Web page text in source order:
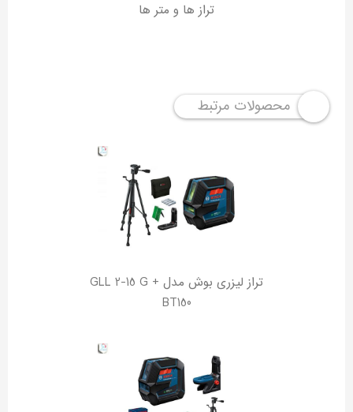
تراز ها و متر ها
محصولات مرتبط
تراز لیزری بوش مدل GLL 2-15 G +
BT150